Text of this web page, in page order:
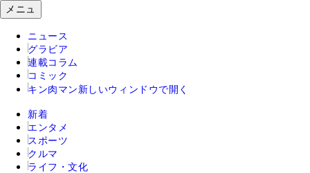
メニュ
ニュース
グラビア
連載コラム
コミック
キン肉マン 新しいウィンドウで開く
新着
エンタメ
スポーツ
クルマ
ライフ・文化